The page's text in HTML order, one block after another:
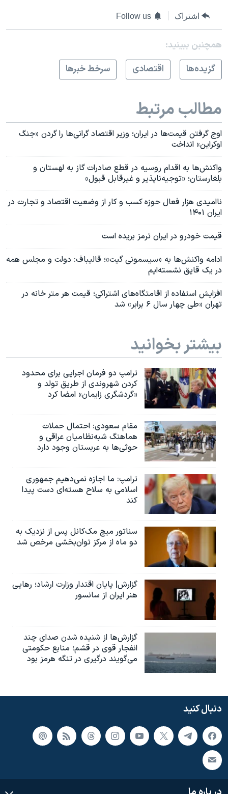
اشتراک Follow us
همچنبن ببینید:
گزيده‌ها
اقتصادی سرخط خبرها
مطالب مرتبط
اوج گرفتن قیمت‌ها در ایران؛ وزیر اقتصاد گرانی‌ها را گردن «جنگ
اوکراین» انداخت
واکنش‌ها به اقدام روسیه در قطع صادرات گاز به لهستان و
بلغارستان؛ «توجیه‌ناپذیر و غیرقابل قبول»
نا‌امیدی هزار فعال حوزه کسب و کار از وضعیت اقتصاد و تجارت در
ایران ۱۴۰۱
قیمت خودرو در ایران ترمز بریده ‌است
ادامه واکنش‌ها به «سیسمونی گیت»؛ قالیباف: دولت و مجلس همه
در یک قایق نشسته‌ایم
افزایش استفاده از اقامتگاه‌های اشتراکی؛ قیمت هر متر خانه در
تهران «طی چهار سال ۶ برابر» شد
بیشتر بخوانید
ترامپ دو فرمان اجرایی برای محدود
کردن شهروندی از طریق تولد و
«گردشگری زایمان» امضا کرد
مقام سعودی: احتمال حملات
هماهنگ شبه‌نظامیان عراقی و
حوثی‌ها به عربستان وجود دارد
ترامپ: ما اجازه نمی‌دهیم جمهوری
اسلامی به سلاح هسته‌ای دست پیدا
کند
سناتور میچ مک‌کانل پس از نزدیک به
دو ماه از مرکز توان‌بخشی مرخص شد
گزارش| پایان اقتدار وزارت ارشاد؛ رهایی
هنر ایران از سانسور
گزارش‌ها از شنیده شدن صدای چند
انفجار قوی در قشم؛ منابع حکومتی
می‌گویند درگیری در تنگه هرمز بود
دنبال کنید